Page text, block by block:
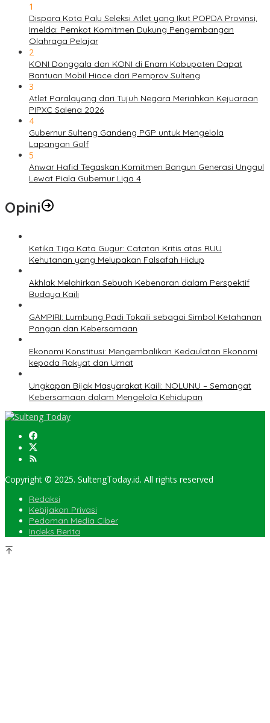
1
Dispora Kota Palu Seleksi Atlet yang Ikut POPDA Provinsi,
Imelda: Pemkot Komitmen Dukung Pengembangan
Olahraga Pelajar
2
KONI Donggala dan KONI di Enam Kabupaten Dapat
Bantuan Mobil Hiace dari Pemprov Sulteng
3
Atlet Paralayang dari Tujuh Negara Meriahkan Kejuaraan
PIPXC Salena 2026
4
Gubernur Sulteng Gandeng PGP untuk Mengelola
Lapangan Golf
5
Anwar Hafid Tegaskan Komitmen Bangun Generasi Unggul
Lewat Piala Gubernur Liga 4
Opini
Ketika Tiga Kata Gugur: Catatan Kritis atas RUU
Kehutanan yang Melupakan Falsafah Hidup
Akhlak Melahirkan Sebuah Kebenaran dalam Perspektif
Budaya Kaili
GAMPIRI: Lumbung Padi Tokaili sebagai Simbol Ketahanan
Pangan dan Kebersamaan
Ekonomi Konstitusi: Mengembalikan Kedaulatan Ekonomi
kepada Rakyat dan Umat
Ungkapan Bijak Masyarakat Kaili: NOLUNU – Semangat
Kebersamaan dalam Mengelola Kehidupan
Copyright © 2025. SultengToday.id. All rights reserved
Redaksi
Kebijakan Privasi
Pedoman Media Ciber
Indeks Berita